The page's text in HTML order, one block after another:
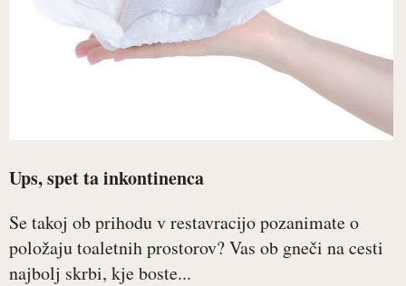
Ups, spet ta inkontinenca
Se takoj ob prihodu v restavracijo pozanimate o
položaju toaletnih prostorov? Vas ob gneči na cesti
najbolj skrbi, kje boste...